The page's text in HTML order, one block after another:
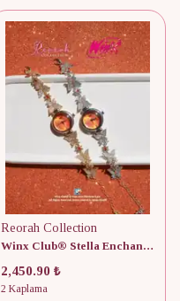
Reorah Collection
Winx Club® Stella Enchantix Saat
2,450.90 ₺
2 Kaplama